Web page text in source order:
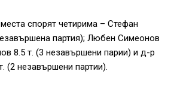
спорят четирима – Стефан
партия); Любен Симеонов
8.5 т. (3 незавършени парии) и д-р
(2 незавършени партии).